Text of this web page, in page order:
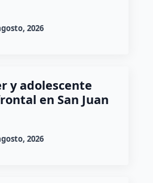
2026
y adolescente
en San Juan
2026